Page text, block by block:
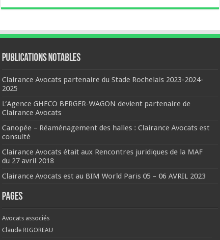
Publications notables
Clairance Avocats partenaire du Stade Rochelais 2023-2024-
2025
L’Agence GHECO BERGER-WAGON devient partenaire de
Clairance Avocats
Canopée – Réaménagement des halles : Clairance Avocats est
consulté
Clairance Avocats était aux Rencontres juridiques de la MAF
du 27 avril 2018
Clairance Avocats est au BIM World Paris 05 – 06 AVRIL 2023
Pages
Avocats associés
Claude RIGOREAU